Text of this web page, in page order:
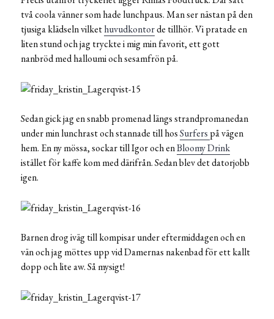
två coola vänner som hade lunchpaus. Man ser nästan på den
tjusiga klädseln vilkethuvudkontorde tillhör. Vi pratade en
liten stund och jag tryckte i mig min favorit, ett gott
nanbröd med halloumi och sesamfrön på.
Sedan gick jag en snabb promenad längs strandpromanedan
under min lunchrast och stannade till hosSurfers på vägen
hem. En ny mössa, sockar till Igor och enBloomy Drink
istället för kaffe kom med därifrån. Sedan blev det datorjobb
igen.
Barnen drog iväg till kompisar under eftermiddagen och en
vän och jag möttes upp vid Damernas nakenbad för ett kallt
dopp och lite aw. Så mysigt!